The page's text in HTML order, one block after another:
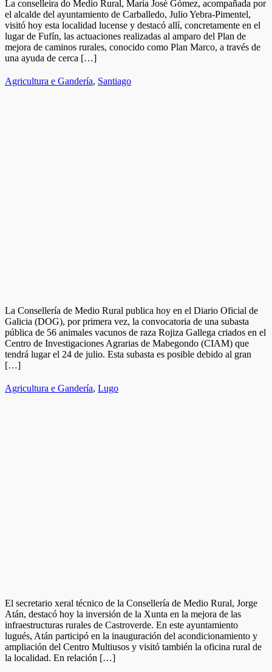
La conselleira do Medio Rural, María José Gómez, acompañada por
el alcalde del ayuntamiento de Carballedo, Julio Yebra-Pimentel,
visitó hoy esta localidad lucense y destacó allí, concretamente en el
lugar de Fufín, las actuaciones realizadas al amparo del Plan de
mejora de caminos rurales, conocido como Plan Marco, a través de
una ayuda de cerca […]
Agricultura e Gandería, Santiago
La Consellería de Medio Rural publica hoy en el Diario Oficial de
Galicia (DOG), por primera vez, la convocatoria de una subasta
pública de 56 animales vacunos de raza Rojiza Gallega criados en el
Centro de Investigaciones Agrarias de Mabegondo (CIAM) que
tendrá lugar el 24 de julio. Esta subasta es posible debido al gran
[…]
Agricultura e Gandería, Lugo
El secretario xeral técnico de la Consellería de Medio Rural, Jorge
Atán, destacó hoy la inversión de la Xunta en la mejora de las
infraestructuras rurales de Castroverde. En este ayuntamiento
lugués, Atán participó en la inauguración del acondicionamiento y
ampliación del Centro Multiusos y visitó también la oficina rural de
la localidad. En relación […]